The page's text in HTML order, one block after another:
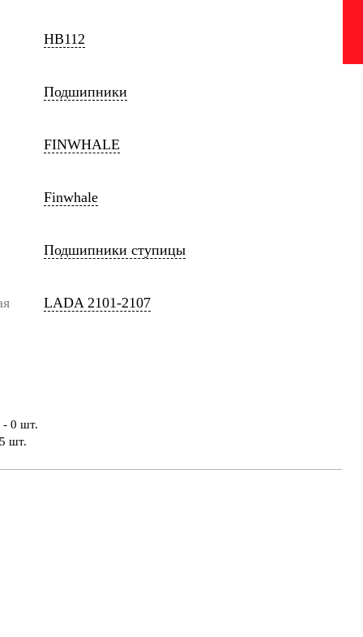
HB112
Подшипники
FINWHALE
Finwhale
Подшипники ступицы
LADA 2101-2107
0 шт.
шт.